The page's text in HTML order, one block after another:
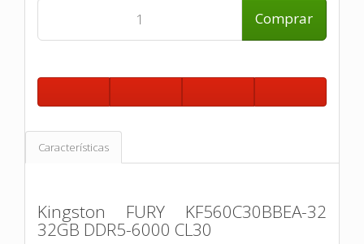
Comprar
Características
Kingston FURY KF560C30BBEA-32
32GB DDR5-6000 CL30